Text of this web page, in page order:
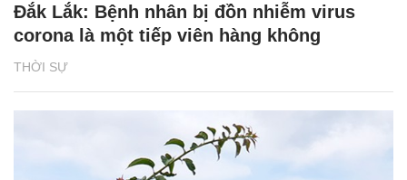
THỜI SỰ
Đắk Lắk: Bệnh nhân bị đồn nhiễm virus
corona là một tiếp viên hàng không